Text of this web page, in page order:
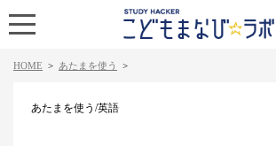
HOME > あたまを使う >
あたまを使う/英語